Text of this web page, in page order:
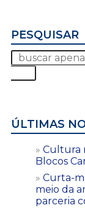
PESQUISAR
ÚLTIMAS
Cultura
Blocos
Curta-
meio da
parceria